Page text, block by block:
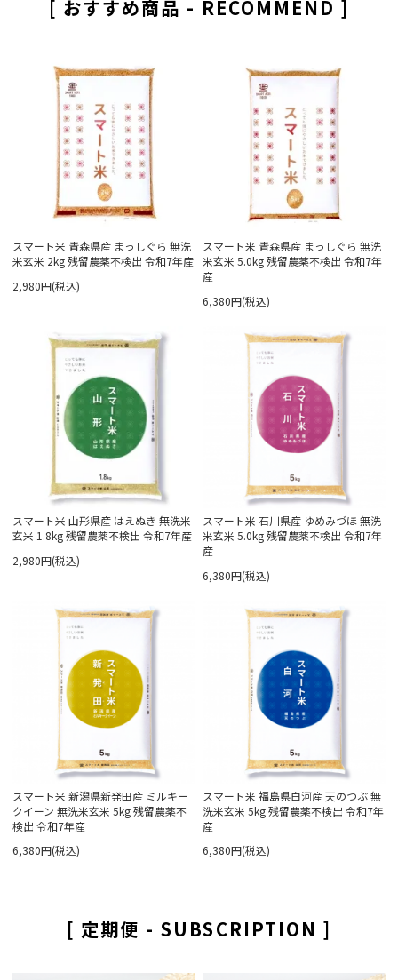
[ おすすめ商品 - RECOMMEND ]
スマート米 青森県産 まっしぐら 無洗
米玄米 2kg 残留農薬不検出 令和7年産
2,980円(税込)
スマート米 青森県産 まっしぐら 無洗
米玄米 5.0kg 残留農薬不検出 令和7年
産
6,380円(税込)
スマート米 山形県産 はえぬき 無洗米
玄米 1.8kg 残留農薬不検出 令和7年産
2,980円(税込)
スマート米 石川県産 ゆめみづほ 無洗
米玄米 5.0kg 残留農薬不検出 令和7年
産
6,380円(税込)
スマート米 新潟県新発田産 ミルキー
クイーン 無洗米玄米 5kg 残留農薬不
検出 令和7年産
6,380円(税込)
スマート米 福島県白河産 天のつぶ 無
洗米玄米 5kg 残留農薬不検出 令和7年
産
6,380円(税込)
[ 定期便 - SUBSCRIPTION ]